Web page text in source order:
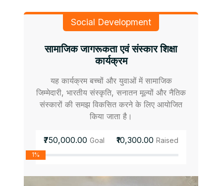
Social Development
सामाजिक जागरूकता एवं संस्कार शिक्षा
कार्यक्रम
यह कार्यक्रम बच्चों और युवाओं में सामाजिक
जिम्मेदारी, भारतीय संस्कृति, सनातन मूल्यों और नैतिक
संस्कारों की समझ विकसित करने के लिए आयोजित
किया जाता है।
₹750,000.00 Goal ₹10,300.00 Raised
1%